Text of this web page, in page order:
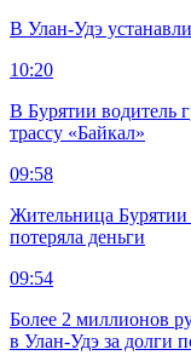
В Улан-Удэ
10:20
В Бурятии водитель
трассу «Байкал»
09:58
Жительница
потеряла деньги
09:54
Более 2 миллионов
в Улан-Удэ за долги